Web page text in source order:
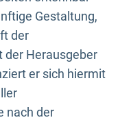
Gestaltung,
der
Herausgeber
er sich hiermit
nach der